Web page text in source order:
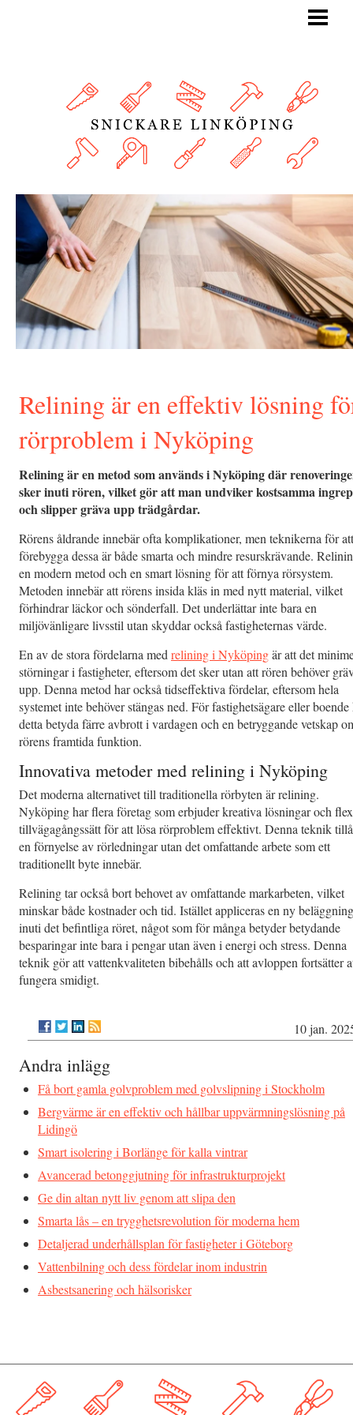
Relining är en effektiv lösning
rörproblem i Nyköping
Relining är en metod som används i Nyköping där
sker inuti rören, vilket gör att man undviker kostsamma
och slipper gräva upp trädgårdar.
Rörens åldrande innebär ofta komplikationer, men teknikerna för att
förebygga dessa är både smarta och mindre resurskrävande.
en modern metod och en smart lösning för att förnya rörsystem.
Metoden innebär att rörens insida kläs in med nytt material, vilket
förhindrar läckor och sönderfall. Det underlättar inte bara en
miljövänligare livsstil utan skyddar också fastigheternas värde.
En av de stora fördelarna med relining i Nyköpingär att det
störningar i fastigheter, eftersom det sker utan att rören behöver
upp. Denna metod har också tidseffektiva fördelar, eftersom hela
systemet inte behöver stängas ned. För fastighetsägare eller boende
detta betyda färre avbrott i vardagen och en betryggande vetskap
rörens framtida funktion.
Innovativa metoder med relining i Nyköping
Det moderna alternativet till traditionella rörbyten är relining.
Nyköping har flera företag som erbjuder kreativa lösningar och
tillvägagångssätt för att lösa rörproblem effektivt. Denna teknik
en förnyelse av rörledningar utan det omfattande arbete som ett
traditionellt byte innebär.
Relining tar också bort behovet av omfattande markarbeten, vilket
minskar både kostnader och tid. Istället appliceras en ny beläggning
inuti det befintliga röret, något som för många betyder betydande
besparingar inte bara i pengar utan även i energi och stress. Denna
teknik gör att vattenkvaliteten bibehålls och att avloppen fortsätter
fungera smidigt.
10 jan.
Andra inlägg
Få bort gamla golvproblem med golvslipning i Stockholm
Bergvärme är en effektiv och hållbar uppvärmningslösning på
Lidingö
Smart isolering i Borlänge för kalla vintrar
Avancerad betonggjutning för infrastrukturprojekt
Ge din altan nytt liv genom att slipa den
Smarta lås – en trygghetsrevolution för moderna hem
Detaljerad underhållsplan för fastigheter i Göteborg
Vattenbilning och dess fördelar inom industrin
Asbestsanering och hälsorisker